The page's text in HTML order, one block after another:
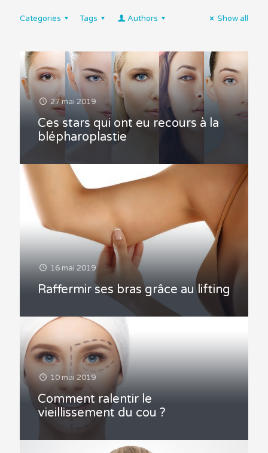
Categories Tags Authors Show all
27 mai 2019
Ces stars qui ont eu recours à la
blépharoplastie
16 mai 2019
Raffermir ses bras grâce au lifting
10 mai 2019
Comment ralentir le
vieillissement du cou ?